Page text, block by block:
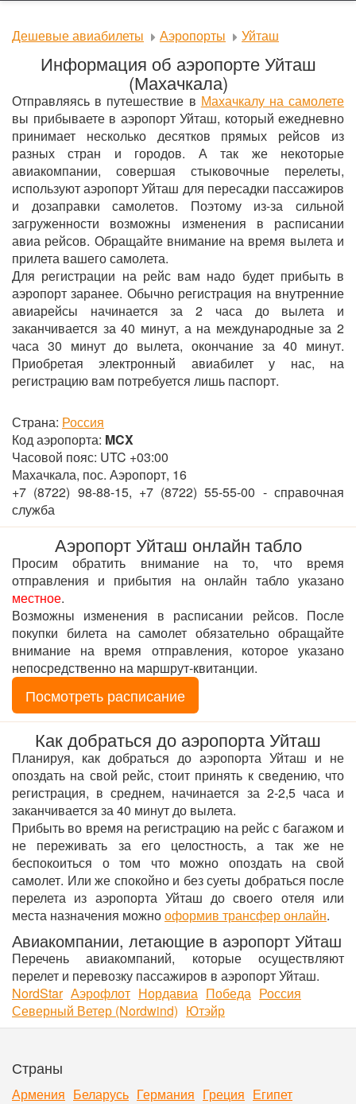
Дешевые авиабилеты Аэропорты Уйташ
Информация об аэропорте Уйташ
(Махачкала)
Отправляясь в путешествие в Махачкалу на самолете
вы прибываете в аэропорт Уйташ, который ежедневно
принимает несколько десятков прямых рейсов из
разных стран и городов. А так же некоторые
авиакомпании, совершая стыковочные перелеты,
используют аэропорт Уйташ для пересадки пассажиров
и дозаправки самолетов. Поэтому из-за сильной
загруженности возможны изменения в расписании
авиа рейсов. Обращайте внимание на время вылета и
прилета вашего самолета.
Для регистрации на рейс вам надо будет прибыть в
аэропорт заранее. Обычно регистрация на внутренние
авиарейсы начинается за 2 часа до вылета и
заканчивается за 40 минут, а на международные за 2
часа 30 минут до вылета, окончание за 40 минут.
Приобретая электронный авиабилет у нас, на
регистрацию вам потребуется лишь паспорт.
Страна: Россия
Код аэропорта: MCX
Часовой пояс: UTC +03:00
Махачкала, пос. Аэропорт, 16
+7 (8722) 98-88-15, +7 (8722) 55-55-00 - справочная
служба
Аэропорт Уйташ онлайн табло
Просим обратить внимание на то, что время
отправления и прибытия на онлайн табло указано
местное.
Возможны изменения в расписании рейсов. После
покупки билета на самолет обязательно обращайте
внимание на время отправления, которое указано
непосредственно на маршрут-квитанции.
Посмотреть расписание
Как добраться до аэропорта Уйташ
Планируя, как добраться до аэропорта Уйташ и не
опоздать на свой рейс, стоит принять к сведению, что
регистрация, в среднем, начинается за 2-2,5 часа и
заканчивается за 40 минут до вылета.
Прибыть во время на регистрацию на рейс с багажом и
не переживать за его целостность, а так же не
беспокоиться о том что можно опоздать на свой
самолет. Или же спокойно и без суеты добраться после
перелета из аэропорта Уйташ до своего отеля или
места назначения можнооформив трансфер онлайн.
Авиакомпании, летающие в аэропорт Уйташ
Перечень авиакомпаний, которые осуществляют
перелет и перевозку пассажиров в аэропорт Уйташ.
NordStar Аэрофлот Нордавиа Победа Россия
Северный Ветер (Nordwind) Ютэйр
Страны
Армения Беларусь Германия Греция Египет